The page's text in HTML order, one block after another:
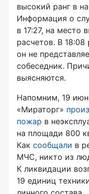
высокий ранг в
Информация о
в 17:27, на место
расчетов. В
он не
собеседник.
выясняются.
Напомним, 19
«Мираторг»
пожар в
на площади 800
Как сообщали в
МЧС, никто из
К ликвидации
19 единиц